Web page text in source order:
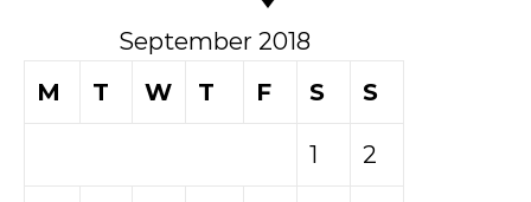
September 2018
M
T W T F S S
1 2